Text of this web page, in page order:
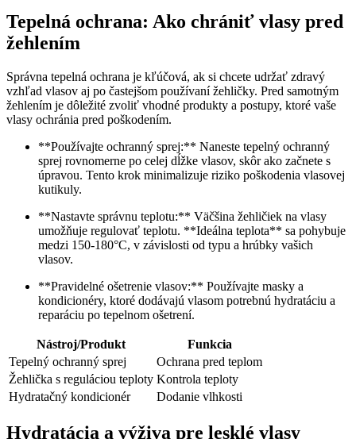
Tepelná ochrana: Ako chrániť vlasy pred
žehlením
Správna tepelná ochrana je kľúčová, ak si chcete udržať zdravý
vzhľad vlasov aj po častejšom používaní žehličky. Pred samotným
žehlením je dôležité zvoliť vhodné produkty a postupy, ktoré vaše
vlasy ochránia pred poškodením.
**Používajte ochranný sprej:** Naneste tepelný ochranný
sprej rovnomerne po celej dĺžke vlasov, skôr ako začnete s
úpravou. Tento krok minimalizuje riziko poškodenia vlasovej
kutikuly.
**Nastavte správnu teplotu:** Väčšina žehličiek na vlasy
umožňuje regulovať teplotu. **Ideálna teplota** sa pohybuje
medzi 150-180°C, v závislosti od typu a hrúbky vašich
vlasov.
**Pravidelné ošetrenie vlasov:** Používajte masky a
kondicionéry, ktoré dodávajú vlasom potrebnú hydratáciu a
reparáciu po tepelnom ošetrení.
Nástroj/Produkt
Funkcia
Tepelný ochranný sprej
Ochrana pred teplom
Žehlička s reguláciou teploty Kontrola teploty
Hydratačný kondicionér
Dodanie vlhkosti
Hydratácia a výživa pre lesklé vlasy